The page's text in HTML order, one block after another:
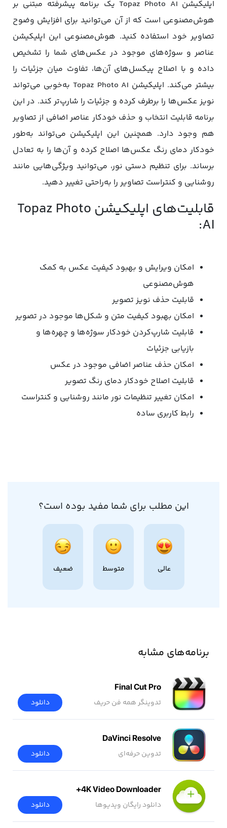
اپلیکیشن Topaz Photo AI یک برنامه پیشرفته مبتنی بر
هوش‌مصنوعی است که از آن می‌توانید برای افزایش وضوح
تصاویر خود استفاده کنید. هوش‌مصنوعی این اپلیکیشن
عناصر و سوژه‌های موجود در عکس‌های شما را تشخیص
داده و با اصلاح پیکسل‌‌های آن‌ها، تفاوت میان جزئیات را
بیشتر می‌کند. اپلیکیشن Topaz Photo AI به‌خوبی می‌تواند
نویز عکس‌ها را برطرف کرده و جزئیات را شارپ‌تر کند. در این
برنامه قابلیت انتخاب و حذف خودکار عناصر اضافی از تصاویر
هم وجود دارد. همچنین این اپلیکیشن می‌تواند به‌طور
خودکار دمای رنگ عکس‌ها اصلاح کرده و آن‌ها را به تعادل
برساند. برای تنظیم دستی نور، می‌توانید ویژگی‌هایی مانند
روشنایی و کنتراست تصاویر را به‌راحتی تغییر دهید.
قابلیت‌های اپلیکیشن Topaz Photo
AI:
امکان ویرایش و بهبود کیفیت عکس به کمک
هوش‌مصنوعی
قابلیت حذف نویز تصویر
امکان بهبود کیفیت متن و شکل‌ها موجود در تصویر
قابلیت شارپ‌کردن خودکار سوژه‌ها و چهره‌ها و
بازیابی جزئیات
امکان حذف عناصر اضافی موجود در عکس
قابلیت اصلاح خودکار دمای رنگ تصویر
امکان تغییر تنظیمات نور مانند روشنایی و کنتراست
رابط کاربری ساده
این مطلب برای شما مفید بوده است؟
عالی متوسط ضعیف
برنامه‌های مشابه
Final Cut Pro
تدوینگر همه فن حریف دانلود
DaVinci Resolve
تدوین حرفه‌ای دانلود
4K Video Downloader+
دانلود رایگان ویدیوها دانلود